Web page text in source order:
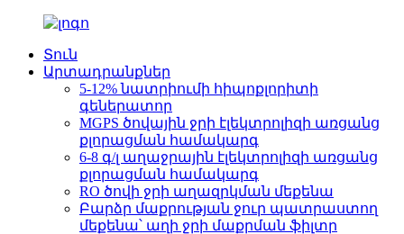
Տուն
Արտադրանքներ
5-12% նատրիումի հիպոքլորիտի
գեներատոր
MGPS ծովային ջրի էլեկտրոլիզի առցանց
քլորացման համակարգ
6-8 գ/լ աղաջրային էլեկտրոլիզի առցանց
քլորացման համակարգ
RO ծովի ջրի աղազրկման մեքենա
Բարձր մաքրության ջուր պատրաստող
մեքենա՝ աղի ջրի մաքրման ֆիլտր